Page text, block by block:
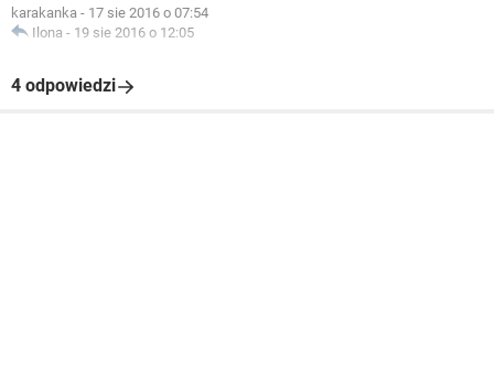
karakanka - 17 sie 2016 o 07:54
Ilona - 19 sie 2016 o 12:05
4 odpowiedzi